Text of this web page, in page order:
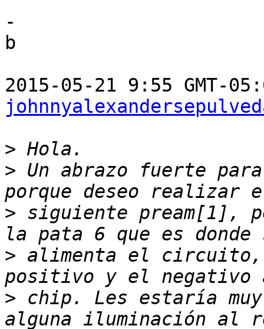
-
b
>
> Un abrazo fuerte
> siguiente pream[1],
> alimenta el circuito,
> chip. Les estaría